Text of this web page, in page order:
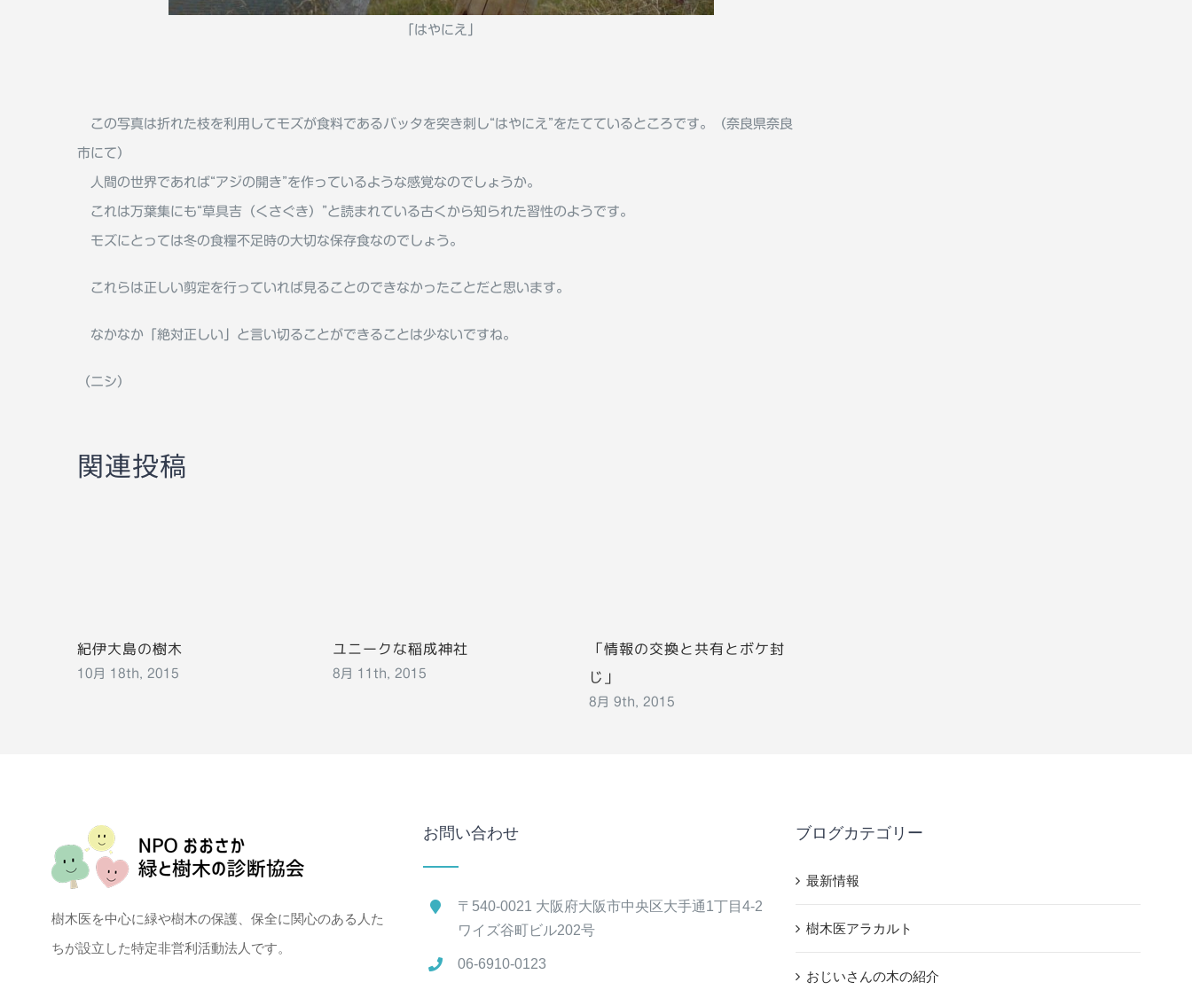
「はやにえ」
この写真は折れた枝を利用してモズが食料であるバッタを突き刺し“はやにえ”をたてているところです。（奈良県奈良
市にて）
人間の世界であれば“アジの開き”を作っているような感覚なのでしょうか。
これは万葉集にも“草具吉（くさぐき）”と読まれている古くから知られた習性のようです。
モズにとっては冬の食糧不足時の大切な保存食なのでしょう。
これらは正しい剪定を行っていれば見ることのできなかったことだと思います。
なかなか「絶対正しい」と言い切ることができることは少ないですね。
（ニシ）
関連投稿
紀伊大島の樹木
10月 18th, 2015
ユニークな稲成神社
8月 11th, 2015
「情報の交換と共有とボケ封
じ」
8月 9th, 2015
樹木医を中心に緑や樹木の保護、保全に関心のある人た
ちが設立した特定非営利活動法人です。
お問い合わせ
〒540-0021 大阪府大阪市中央区大手通1丁目4-2
ワイズ谷町ビル202号
06-6910-0123
ブログカテゴリー
最新情報
樹木医アラカルト
おじいさんの木の紹介